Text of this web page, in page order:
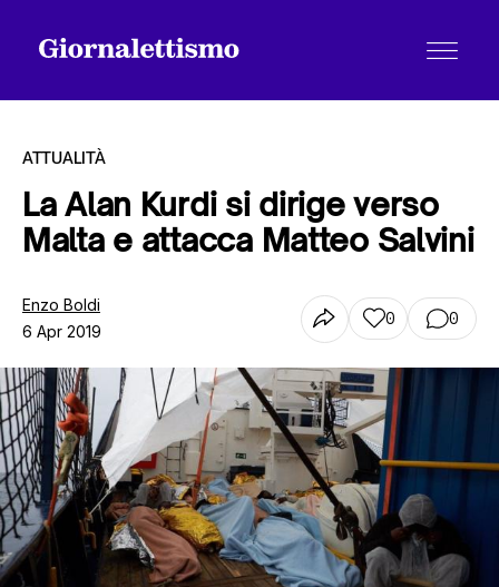
Tutti gli articoli
Chi siamo
Contatti
ATTUALITÀ
La Alan Kurdi si dirige verso
Malta e attacca Matteo Salvini
Enzo Boldi
6 Apr 2019
0 0